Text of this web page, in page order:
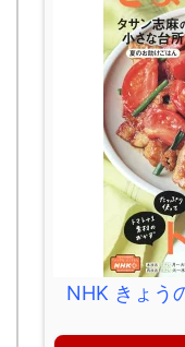
NHK きょう